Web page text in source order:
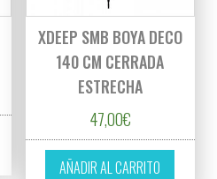
XDEEP SMB BOYA DECO
140 CM CERRADA
ESTRECHA
47,00€
AÑADIR AL CARRITO